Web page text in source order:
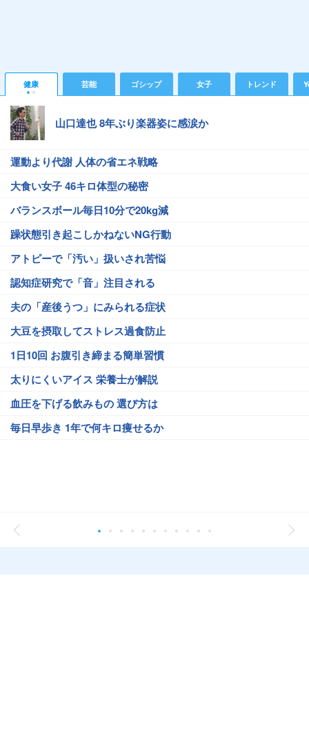
健康 芸能 ゴシップ 女子 トレンド
山口達也 8年ぶり楽器姿に感涙か
運動より代謝 人体の省エネ戦略
大食い女子 46キロ体型の秘密
バランスボール毎日10分で20kg減
躁状態引き起こしかねないNG行動
アトピーで「汚い」扱いされ苦悩
認知症研究で「音」注目される
夫の「産後うつ」にみられる症状
大豆を摂取してストレス過食防止
1日10回 お腹引き締まる簡単習慣
太りにくいアイス 栄養士が解説
血圧を下げる飲みもの 選び方は
毎日早歩き 1年で何キロ痩せるか